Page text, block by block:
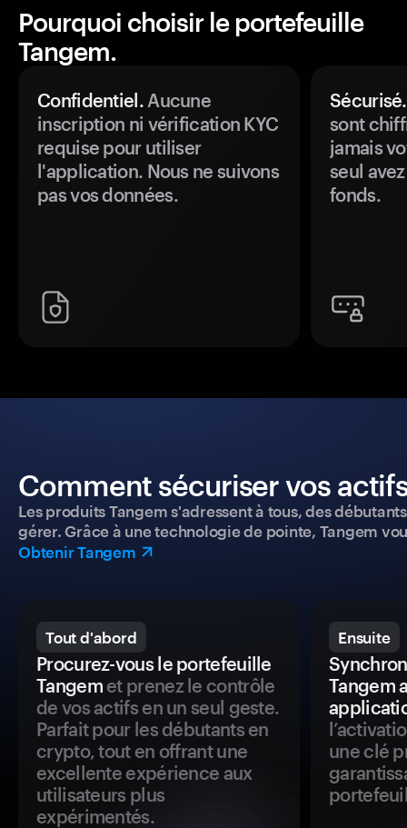
Pourquoi choisir le portefeuille
Tangem.
Confidentiel.Aucune
inscription ni vérification KYC
requise pour utiliser
l'application. Nous ne suivons
pas vos données.
Sécurisé.
sont
jamais
seul
fonds.
Comment sécuriser vos
Les produits Tangem s'adressent à tous, des
gérer. Grâce à une technologie de pointe, Tangem
Obtenir Tangem
Tout d'abord
Procurez-vous le portefeuille
Tangemet prenez le contrôle
de vos actifs en un seul geste.
Parfait pour les débutants en
crypto, tout en offrant une
excellente expérience aux
utilisateurs plus
expérimentés.
Ensuite
Tangem
une clé